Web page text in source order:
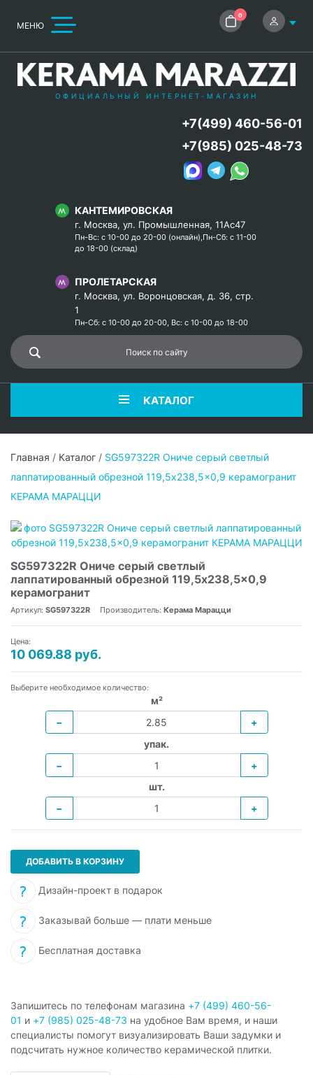
МЕНЮ
0
ОФИЦИАЛЬНЫЙ ИНТЕРНЕТ-МАГАЗИН
КАНТЕМИРОВСКАЯ
г. Москва, ул. Промышленная, 11Ас47
Пн-Вс: с 10-00 до 20-00 (онлайн),Пн-Сб: с 11-00
до 18-00 (склад)
ПРОЛЕТАРСКАЯ
г. Москва, ул. Воронцовская, д. 36, стр.
1
Пн-Сб: с 10-00 до 20-00, Вс: с 10-00 до 18-00
+7(499) 460-56-01
+7(985) 025-48-73
КАТАЛОГ
Главная / Каталог / SG597322R Ониче серый светлый
лаппатированный обрезной 119,5x238,5x0,9 керамогранит
КЕРАМА МАРАЦЦИ
SG597322R Ониче серый светлый
лаппатированный обрезной 119,5x238,5x0,9
керамогранит
Артикул: SG597322R Производитель: Керама Марацци
Цена:
10 069.88 руб.
Выберите необходимое количество:
м²
−
+
упак.
−
+
шт.
−
+
ДОБАВИТЬ В КОРЗИНУ
Дизайн-проект в подарок
Заказывай больше — плати меньше
Бесплатная доставка
Запишитесь по телефонам магазина +7 (499) 460-56-
01 и +7 (985) 025-48-73 на удобное Вам время, и наши
специалисты помогут визуализировать Ваши задумки и
подсчитать нужное количество керамической плитки.